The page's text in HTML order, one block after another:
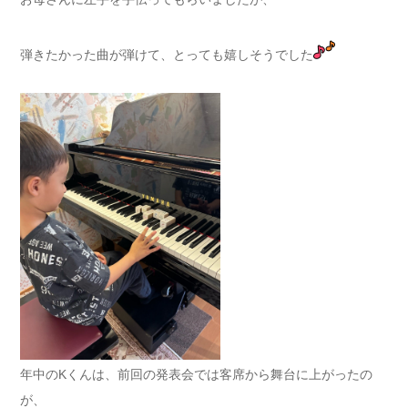
弾きたかった曲が弾けて、とっても嬉しそうでした
年中のKくんは、前回の発表会では客席から舞台に上がったの
が、